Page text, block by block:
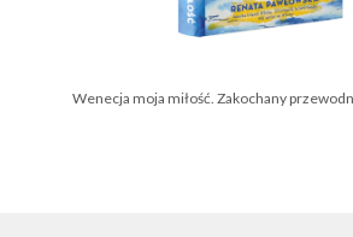
Wenecja moja miłość. Zakochany